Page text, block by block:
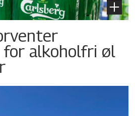
for alkoholfri øl